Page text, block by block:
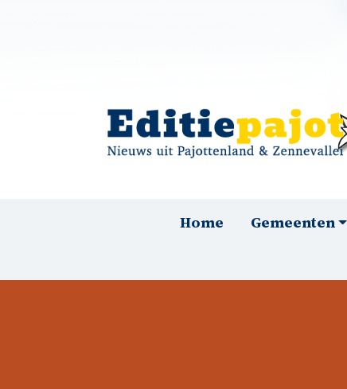
HoofdnavigatieHome Gemeenten